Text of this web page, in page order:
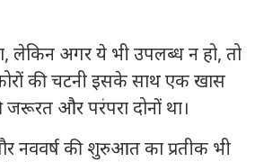
लेकिन अगर ये भी उपलब्ध न हो, तो
की चटनी इसके साथ एक खास
और परंपरा दोनों था।
नववर्ष की शुरुआत का प्रतीक भी